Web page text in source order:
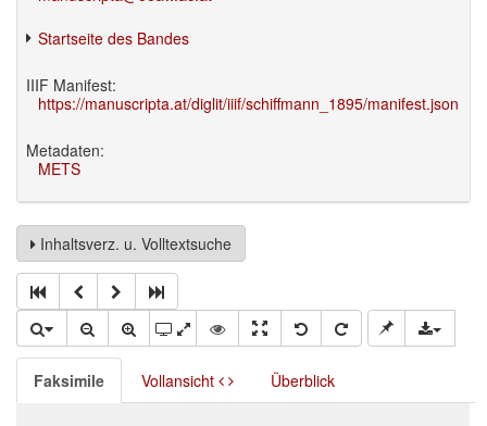
Startseite des Bandes
IIIF Manifest:
https://manuscripta.at/diglit/iiif/schiffmann_1895/manifest.json
Metadaten:
METS
Inhaltsverz. u. Volltextsuche
Faksimile Vollansicht Überblick